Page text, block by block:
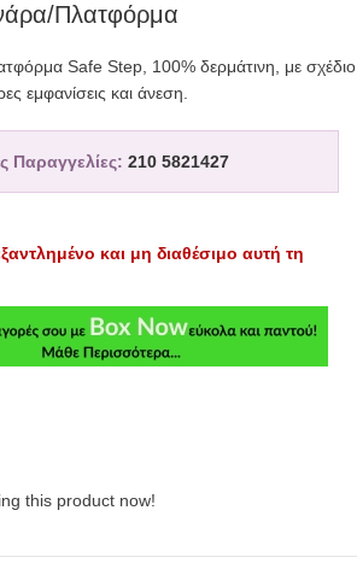
Πλατφόρμα
Safe Step, 100% δερμάτινη, με σχέδιo
εμφανίσεις και άνεση.
Παραγγελίες: 210 5821427
και μη διαθέσιμο αυτή τη
this product now!